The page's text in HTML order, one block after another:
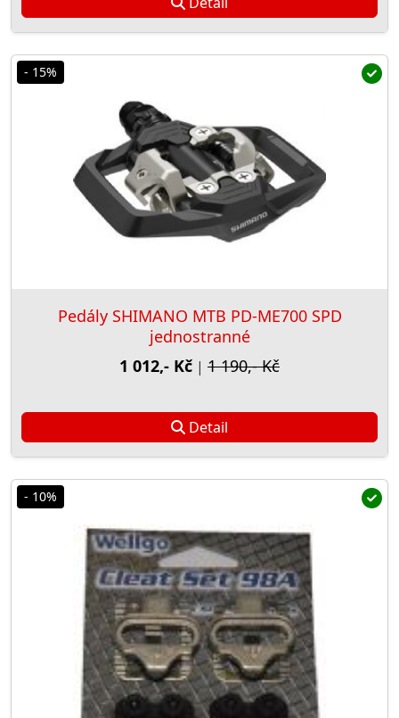
- 15%
Pedály SHIMANO MTB PD-ME700 SPD
jednostranné
1 012,- Kč | 1 190,- Kč
Detail
- 10%